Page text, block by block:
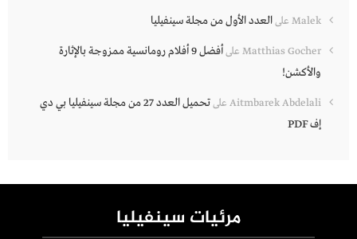
Malek علىالعدد الأول من مجلة سينفيليا
Matthias Gocher على
أفضل 9 أفلام رومانسية ممزوجة بالإثارة
والأكشن!
Aitmbarek Abdelali على
تحميل العدد 27 من مجلة سينفيليا بي دي
إف PDF
مرئيات سينفيليا